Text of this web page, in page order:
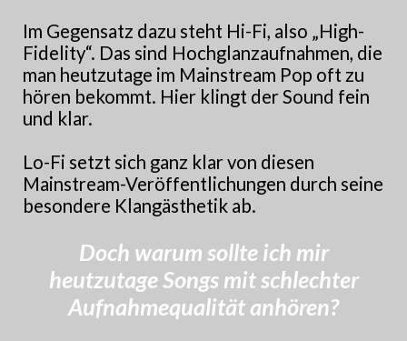
Im Gegensatz dazu steht Hi-Fi, also „High-
Fidelity“. Das sind Hochglanzaufnahmen, die
man heutzutage im Mainstream Pop oft zu
hören bekommt. Hier klingt der Sound fein
und klar.
Lo-Fi setzt sich ganz klar von diesen
Mainstream-Veröffentlichungen durch seine
besondere Klangästhetik ab.
Doch warum sollte ich mir
heutzutage Songs mit schlechter
Aufnahmequalität anhören?